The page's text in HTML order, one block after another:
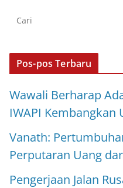
Pos-pos Terbaru
Wawali Berharap
IWAPI Kembangkan
Vanath:
Perputaran Uang
Pengerjaan Jalan